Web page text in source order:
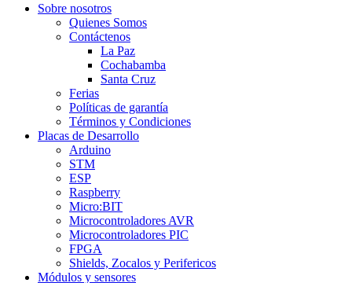
Sobre nosotros
Quienes Somos
Contáctenos
La Paz
Cochabamba
Santa Cruz
Ferias
Políticas de garantía
Términos y Condiciones
Placas de Desarrollo
Arduino
STM
ESP
Raspberry
Micro:BIT
Microcontroladores AVR
Microcontroladores PIC
FPGA
Shields, Zocalos y Perifericos
Módulos y sensores